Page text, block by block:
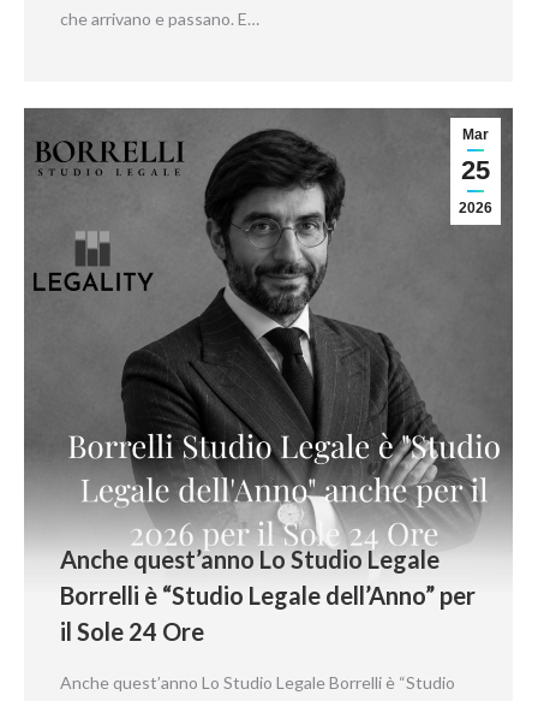
che arrivano e passano. E…
Mar
25
2026
Anche quest’anno Lo Studio Legale
Borrelli è “Studio Legale dell’Anno” per
il Sole 24 Ore
Anche quest’anno Lo Studio Legale Borrelli è “Studio